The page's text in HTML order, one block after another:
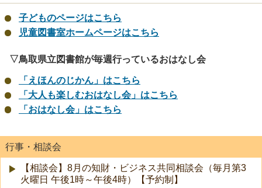
子どものページはこちら
児童図書室ホームページはこちら
▽鳥取県立図書館が毎週行っているおはなし会
「えほんのじかん」はこちら
「大人も楽しむおはなし会」はこちら
「おはなし会」はこちら
行事・相談会
【相談会】8月の知財・ビジネス共同相談会（毎月第3
火曜日 午後1時～午後4時）【予約制】